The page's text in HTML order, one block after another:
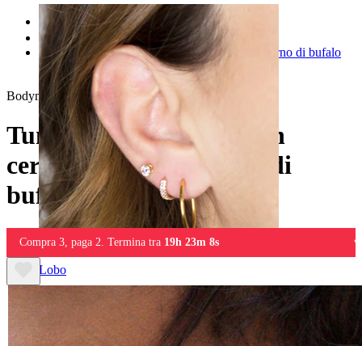
Lobo
Stretching
Plugs e Tunnels
Tunnel in colore nero con cerchio bianco in corno di bufalo
d'acqua
Bodymod Trend
Tunnel in colore nero con
cerchio bianco in corno di
bufalo d'acqua
Compra 3, paga 2. Termina tra 19h 23m 8s